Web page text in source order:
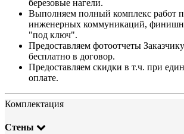
березовые нагели.
Выполняем полный комплекс работ
инженерных коммуникаций,
"под ключ".
Предоставляем фотоотчеты
бесплатно в договор.
Предоставляем скидки в т.ч. при
оплате.
Комплектация
Стены